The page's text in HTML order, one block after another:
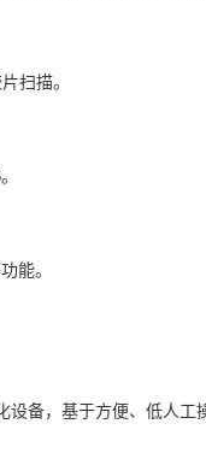
扫描。
能。
，基于方便、低人工